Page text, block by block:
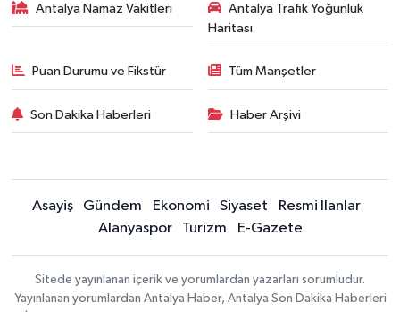
Antalya Namaz Vakitleri
Antalya Trafik Yoğunluk
Haritası
Puan Durumu ve Fikstür Tüm Manşetler
Son Dakika Haberleri Haber Arşivi
Asayiş Gündem Ekonomi Siyaset
Resmi İlanlar
Alanyaspor
Turizm E-Gazete
Sitede yayınlanan içerik ve yorumlardan yazarları sorumludur.
Yayınlanan yorumlardan Antalya Haber, Antalya Son Dakika Haberleri